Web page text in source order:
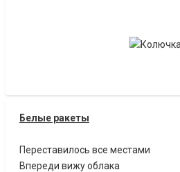
Белые ракеты
Переставилось все местами
Впереди вижу облака